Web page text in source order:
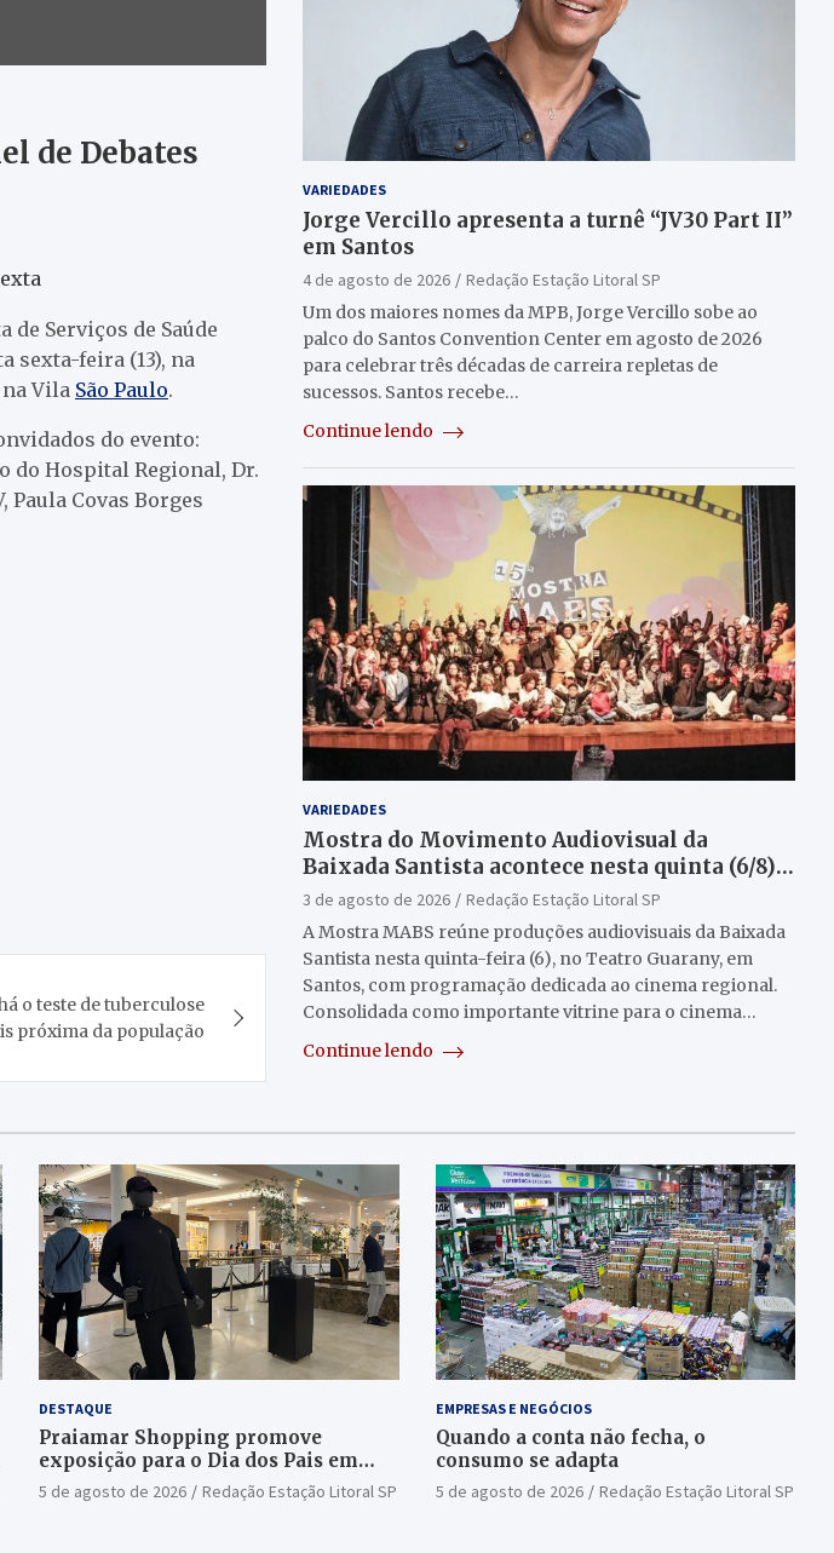
de Debates
de Serviços de Saúde
sexta-feira (13), na
Vila São Paulo.
do evento:
do Hospital Regional, Dr.
Paula Covas Borges
o teste de tuberculose
próxima da população
VARIEDADES
Jorge Vercillo apresenta a turnê “JV30 Part II”
em Santos
4 de agosto de 2026
Redação Estação Litoral SP
Um dos maiores nomes da MPB, Jorge Vercillo sobe ao
palco do Santos Convention Center em agosto de 2026
para celebrar três décadas de carreira repletas de
sucessos. Santos recebe…
Continue lendo
VARIEDADES
Mostra do Movimento Audiovisual da
Baixada Santista acontece nesta quinta (6/8)
no Teatro Guarany
3 de agosto de 2026
Redação Estação Litoral SP
A Mostra MABS reúne produções audiovisuais da Baixada
Santista nesta quinta-feira (6), no Teatro Guarany, em
Santos, com programação dedicada ao cinema regional.
Consolidada como importante vitrine para o cinema…
Continue lendo
DESTAQUE
Praiamar Shopping promove
exposição para o Dia dos Pais em
Santos
5 de agosto de 2026 Redação Estação Litoral SP
EMPRESAS E NEGÓCIOS
Quando a conta não fecha, o
consumo se adapta
5 de agosto de 2026 Redação Estação Litoral SP